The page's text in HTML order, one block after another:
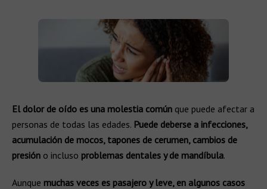
El dolor de oído es una molestia común que puede afectar a
personas de todas las edades. Puede deberse a infecciones,
acumulación de mocos, tapones de cerumen, cambios de
presión o incluso problemas dentales y de mandíbula.
Aunque muchas veces es pasajero y leve, en algunos casos